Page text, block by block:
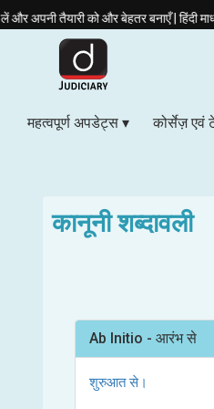
को और बेहतर बनाएँ | हिंदी माध्यम बैच: 9
महत्वपूर्ण अपडेट्स कोर्सेज़ एवं
कानूनी शब्दावली
Ab Initio - आरंभ से
शुरुआत से।